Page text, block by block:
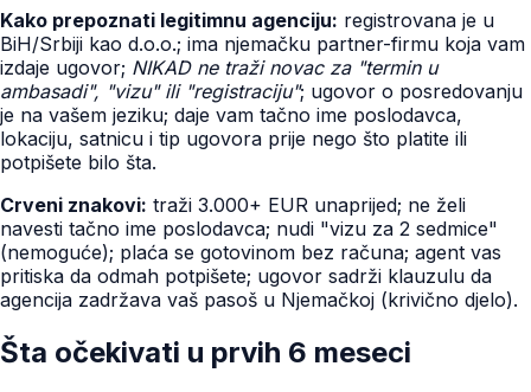
Kako prepoznati legitimnu agenciju: registrovana je u
BiH/Srbiji kao d.o.o.; ima njemačku partner-firmu koja vam
izdaje ugovor; NIKAD ne traži novac za "termin u
ambasadi", "vizu" ili "registraciju"; ugovor o posredovanju
je na vašem jeziku; daje vam tačno ime poslodavca,
lokaciju, satnicu i tip ugovora prije nego što platite ili
potpišete bilo šta.
Crveni znakovi: traži 3.000+ EUR unaprijed; ne želi
navesti tačno ime poslodavca; nudi "vizu za 2 sedmice"
(nemoguće); plaća se gotovinom bez računa; agent vas
pritiska da odmah potpišete; ugovor sadrži klauzulu da
agencija zadržava vaš pasoš u Njemačkoj (krivično djelo).
Šta očekivati u prvih 6 meseci